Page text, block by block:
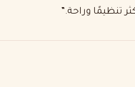
تنظيمًا وراحة.”